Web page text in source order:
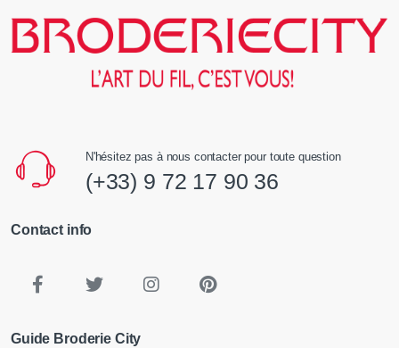
N'hésitez pas à nous contacter pour toute question
(+33) 9 72 17 90 36
Contact info
Guide Broderie City